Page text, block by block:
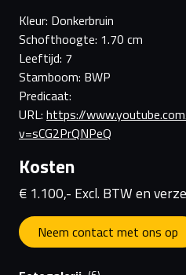
Kleur: Donkerbruin
Schofthoogte: 1.70 cm
Leeftijd: 7
Stamboom: BWP
Predicaat:
URL: https://
v=sCG2PrQNPeQ
Kosten
€ 1.100,- Excl. BTW en
Neem contact met ons op